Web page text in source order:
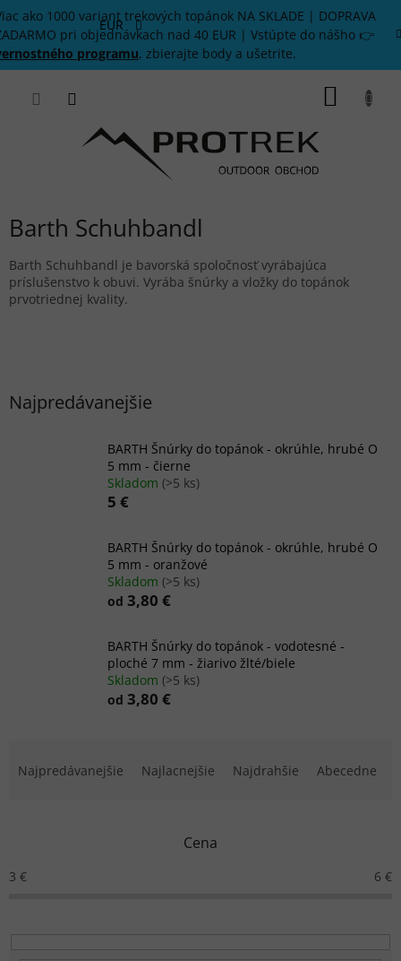
Prejsť
na
obsah
ako 1000 variant trekových topánok NA SKLADE | DOPRAVA
pri objednávkach nad 40 EUR | Vstúpte do nášho 👉
programu, zbierajte body a ušetrite.
EUR
Barth Schuhbandl
Barth Schuhbandl je bavorská spoločnosť vyrábajúca
príslušenstvo k obuvi. Vyrába šnúrky a vložky do topánok
prvotriednej kvality.
Najpredávanejšie
BARTH Šnúrky do topánok - okrúhle, hrubé O
5 mm - čierne
Skladom (>5 ks)
5 €
BARTH Šnúrky do topánok - okrúhle, hrubé O
5 mm - oranžové
Skladom (>5 ks)
od 3,80 €
BARTH Šnúrky do topánok - vodotesné -
ploché 7 mm - žiarivo žlté/biele
Skladom (>5 ks)
od 3,80 €
e
p
Najpredávanejšie Najlacnejšie Najdrahšie Abecedne
Cena
3 € 6 €